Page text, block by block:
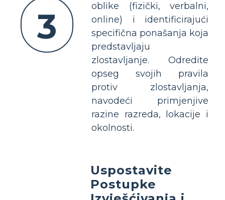
3
oblike (fizički, verbalni,
online) i identificirajući
specifična ponašanja koja
predstavljaju
zlostavljanje. Odredite
opseg svojih pravila
protiv zlostavljanja,
navodeći primjenjive
razine razreda, lokacije i
okolnosti.
Uspostavite
Postupke